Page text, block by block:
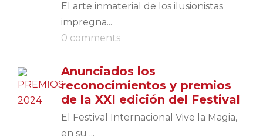
El arte inmaterial de los ilusionistas
impregna...
0 comments
Anunciados los
reconocimientos y premios
de la XXI edición del Festival
El Festival Internacional Vive la Magia,
en su ...